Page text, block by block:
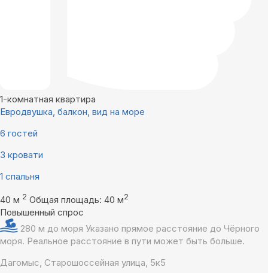
1-комнатная квартира
Евродвушка, балкон, вид на море
6 гостей
3 кровати
1 спальня
40 м 2 Общая площадь: 40 м2
Повышенный спрос
280 м до моря Указано прямое расстояние до Чёрного
моря. Реальное расстояние в пути может быть больше.
Дагомыс, Старошоссейная улица, 5к5